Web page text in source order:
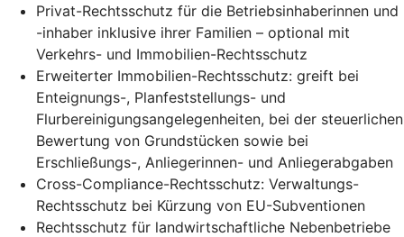
Privat-Rechtsschutz für die Betriebsinhaberinnen und
-inhaber inklusive ihrer Familien – optional mit
Verkehrs- und Immobilien-Rechtsschutz
Erweiterter Immobilien-Rechtsschutz: greift bei
Enteignungs-, Planfeststellungs- und
Flurbereinigungsangelegenheiten, bei der steuerlichen
Bewertung von Grundstücken sowie bei
Erschließungs-, Anliegerinnen- und Anliegerabgaben
Cross-Compliance-Rechtsschutz: Verwaltungs-
Rechtsschutz bei Kürzung von EU-Subventionen
Rechtsschutz für landwirtschaftliche Nebenbetriebe